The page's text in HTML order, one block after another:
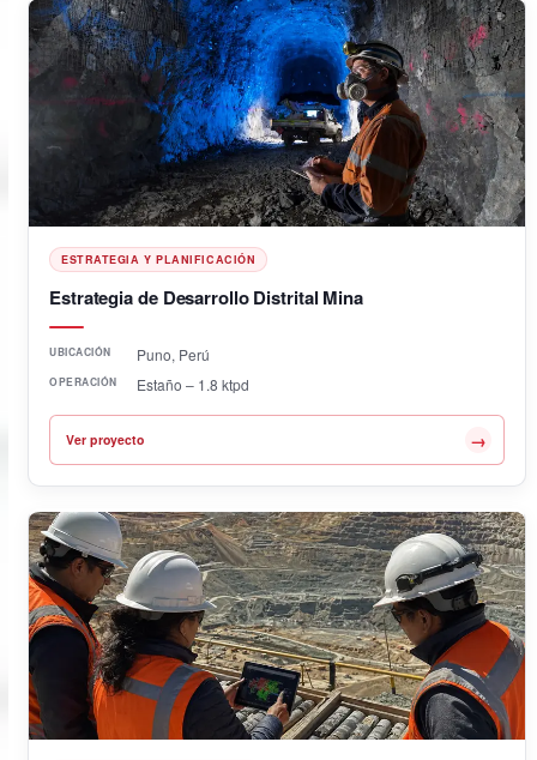
ESTRATEGIA Y PLANIFICACIÓN
Estrategia de Desarrollo Distrital Mina
UBICACIÓN Puno, Perú
OPERACIÓN Estaño – 1.8 ktpd
Ver proyecto →